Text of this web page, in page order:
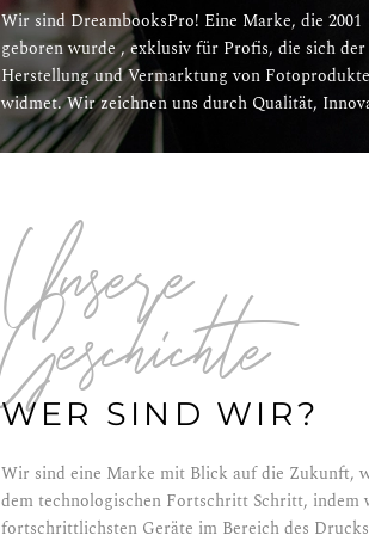
Wir sind DreambooksPro! Eine Marke, die 2001
geboren wurde , exklusiv für Profis, die sich der
Herstellung und Vermarktung von
widmet. Wir zeichnen uns durch Qualität,
und Exklusivität aus. Wir stehen an der Spitze des
Fotomarktes, indem wir innovative Lösungen
präsentieren, die Bedürfnisse des
Unsere
Geschichte
WER SIND WIR?
Wir sind eine Marke mit Blick auf die Zukunft,
dem technologischen Fortschritt Schritt, indem
fortschrittlichsten Geräte im Bereich des